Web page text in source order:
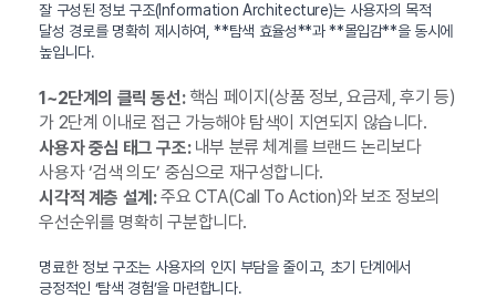
잘 구성된 정보 구조(Information Architecture)는 사용자의 목적
달성 경로를 명확히 제시하여, **탐색 효율성**과 **몰입감**을 동시에
높입니다.
1~2단계의 클릭 동선:핵심 페이지(상품 정보, 요금제, 후기 등)
가 2단계 이내로 접근 가능해야 탐색이 지연되지 않습니다.
사용자 중심 태그 구조:내부 분류 체계를 브랜드 논리보다
사용자 ‘검색 의도’ 중심으로 재구성합니다.
시각적 계층 설계:주요 CTA(Call To Action)와 보조 정보의
우선순위를 명확히 구분합니다.
명료한 정보 구조는 사용자의 인지 부담을 줄이고, 초기 단계에서
긍정적인 ‘탐색 경험’을 마련합니다.